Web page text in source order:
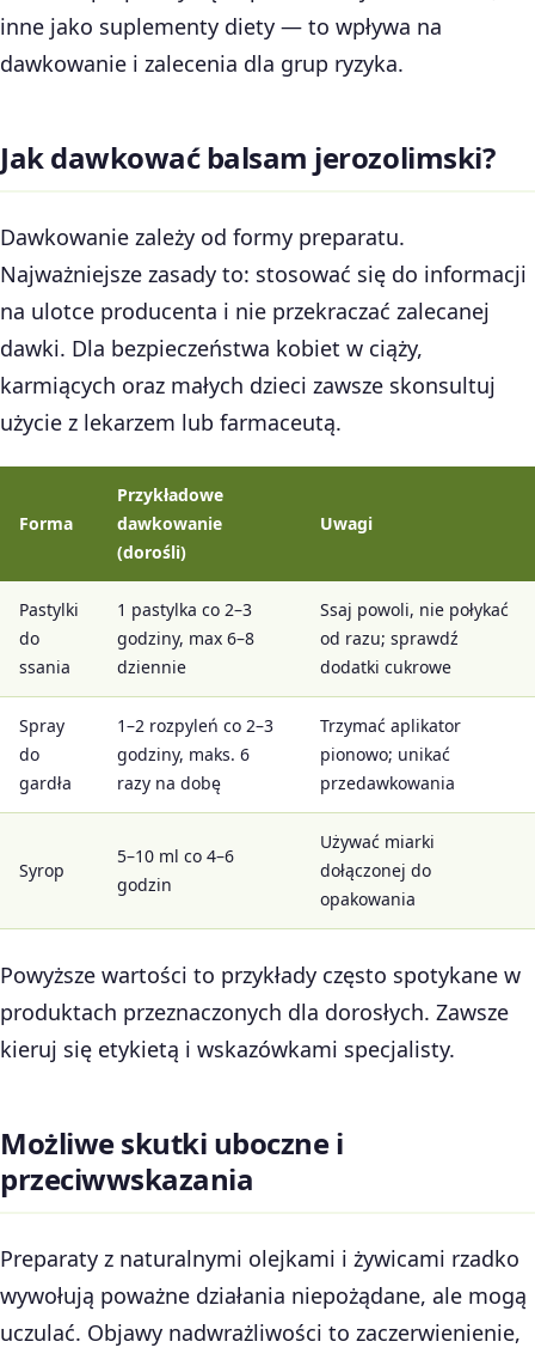
inne jako suplementy diety — to wpływa na
dawkowanie i zalecenia dla grup ryzyka.
Jak dawkować balsam jerozolimski?
Dawkowanie zależy od formy preparatu.
Najważniejsze zasady to: stosować się do informacji
na ulotce producenta i nie przekraczać zalecanej
dawki. Dla bezpieczeństwa kobiet w ciąży,
karmiących oraz małych dzieci zawsze skonsultuj
użycie z lekarzem lub farmaceutą.
Forma
Przykładowe
dawkowanie
(dorośli)
Uwagi
Pastylki
do
ssania
1 pastylka co 2–3
godziny, max 6–8
dziennie
Ssaj powoli, nie połykać
od razu; sprawdź
dodatki cukrowe
Spray
do
gardła
1–2 rozpyleń co 2–3
godziny, maks. 6
razy na dobę
Trzymać aplikator
pionowo; unikać
przedawkowania
Syrop
5–10 ml co 4–6
godzin
Używać miarki
dołączonej do
opakowania
Powyższe wartości to przykłady często spotykane w
produktach przeznaczonych dla dorosłych. Zawsze
kieruj się etykietą i wskazówkami specjalisty.
Możliwe skutki uboczne i
przeciwwskazania
Preparaty z naturalnymi olejkami i żywicami rzadko
wywołują poważne działania niepożądane, ale mogą
uczulać. Objawy nadwrażliwości to zaczerwienienie,